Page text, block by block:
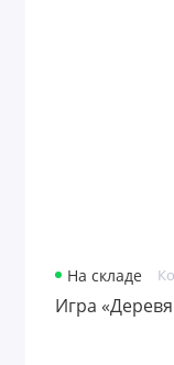
На складе
Игра